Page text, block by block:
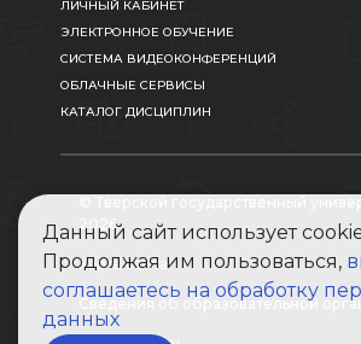
ЛИЧНЫЙ КАБИНЕТ
ЭЛЕКТРОННОЕ ОБУЧЕНИЕ
СИСТЕМА ВИДЕОКОНФЕРЕНЦИЙ
ОБЛАЧНЫЕ СЕРВИСЫ
КАТАЛОГ ДИСЦИПЛИН
2026
Карта сайта
Сведения об образовательной
Данный сайт использует
Продолжая им пользоваться,
соглашаетесь на обработку
данных